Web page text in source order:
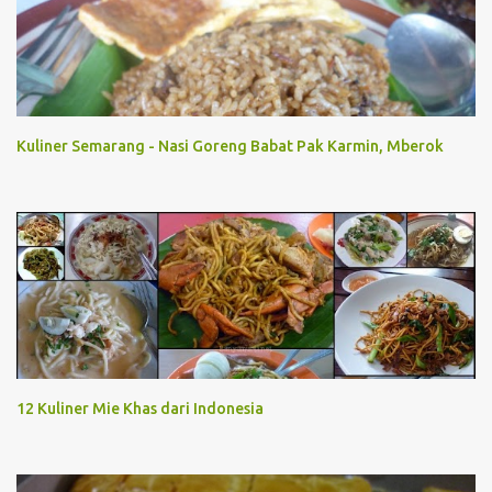
t
Kuliner Semarang - Nasi Goreng Babat Pak Karmin, Mberok
12 Kuliner Mie Khas dari Indonesia